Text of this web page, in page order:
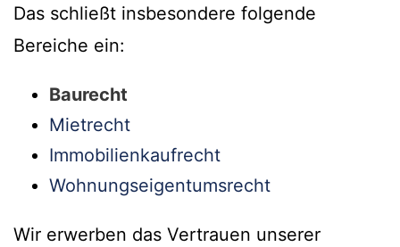
Das schließt insbesondere folgende
Bereiche ein:
Baurecht
Mietrecht
Immobilienkaufrecht
Wohnungseigentumsrecht
Wir erwerben das Vertrauen unserer